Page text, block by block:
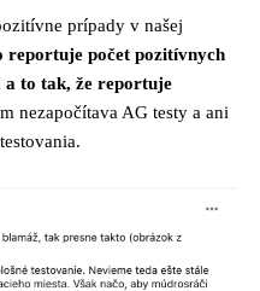
prípady v našej
reportuje počet pozitívnych
a to tak, že reportuje
nezapočítava AG testy a ani